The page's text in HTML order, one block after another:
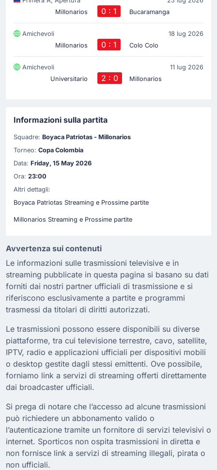
Millonarios
0 : 1 Bucaramanga
Amichevoli
18 lug 2026
Millonarios
0 : 1 Colo Colo
Amichevoli
11 lug 2026
Universitario
2 : 0 Millonarios
Informazioni sulla partita
Squadre: Boyaca Patriotas - Millonarios
Torneo: Copa Colombia
Data: Friday, 15 May 2026
Ora: 23:00
Altri dettagli:
Boyaca Patriotas Streaming e Prossime partite
Millonarios Streaming e Prossime partite
Avvertenza sui contenuti
Le informazioni sulle trasmissioni televisive e in
streaming pubblicate in questa pagina si basano su dati
forniti dai nostri partner ufficiali di trasmissione e si
riferiscono esclusivamente a partite e programmi
trasmessi da titolari di diritti autorizzati.
Le trasmissioni possono essere disponibili su diverse
piattaforme, tra cui televisione terrestre, cavo, satellite,
IPTV, radio e applicazioni ufficiali per dispositivi mobili
o desktop gestite dagli stessi emittenti. Ove possibile,
forniamo link a servizi di streaming offerti direttamente
dai broadcaster ufficiali.
Si prega di notare che l’accesso ad alcune trasmissioni
può richiedere un abbonamento valido o
l’autenticazione tramite un fornitore di servizi televisivi o
internet. Sporticos non ospita trasmissioni in diretta e
non fornisce link a servizi di streaming illegali, pirata o
non ufficiali.